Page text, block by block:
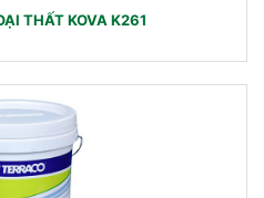
THẤT KOVA K261